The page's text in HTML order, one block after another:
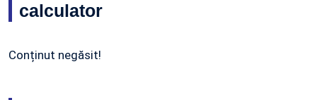
calculator
Conținut negăsit!